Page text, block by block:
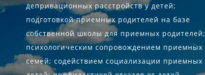
депривационных расстройств у детей;
подготовкой приемных родителей на базе
собственной школы для приемных родителей;
психологическим сопровождением приемных
семей; содействием социализации приемных